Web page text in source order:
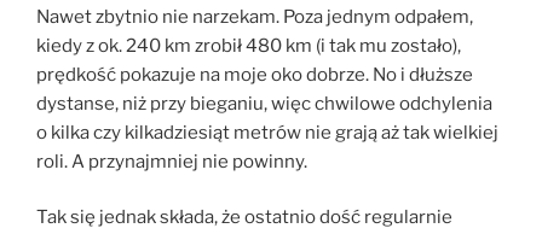
Nawet zbytnio nie narzekam. Poza jednym odpałem,
kiedy z ok. 240 km zrobił 480 km (i tak mu zostało),
prędkość pokazuje na moje oko dobrze. No i dłuższe
dystanse, niż przy bieganiu, więc chwilowe odchylenia
o kilka czy kilkadziesiąt metrów nie grają aż tak wielkiej
roli. A przynajmniej nie powinny.
Tak się jednak składa, że ostatnio dość regularnie